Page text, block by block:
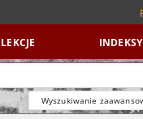
INDEKSY
Wyszukiwanie